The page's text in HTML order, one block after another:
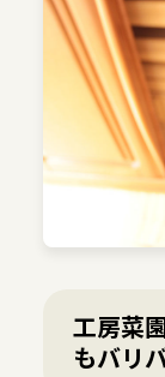
工房菜
もバリ